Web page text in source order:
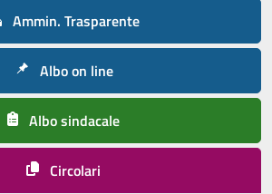
Ammin. Trasparente
Albo on line
Albo sindacale
Circolari